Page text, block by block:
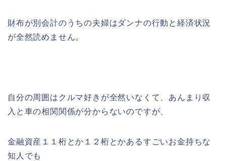
財布が別会計のうちの夫婦はダンナの行動と経済状況
が全然読めません。
自分の周囲はクルマ好きが全然いなくて、あんまり収
入と車の相関関係が分からないのですが、
金融資産１１桁とか１２桁とかあるすごいお金持ちな
知人でも